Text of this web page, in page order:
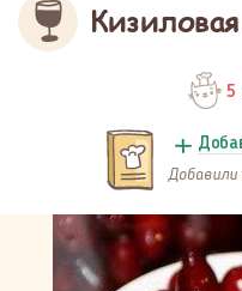
5
Добавили